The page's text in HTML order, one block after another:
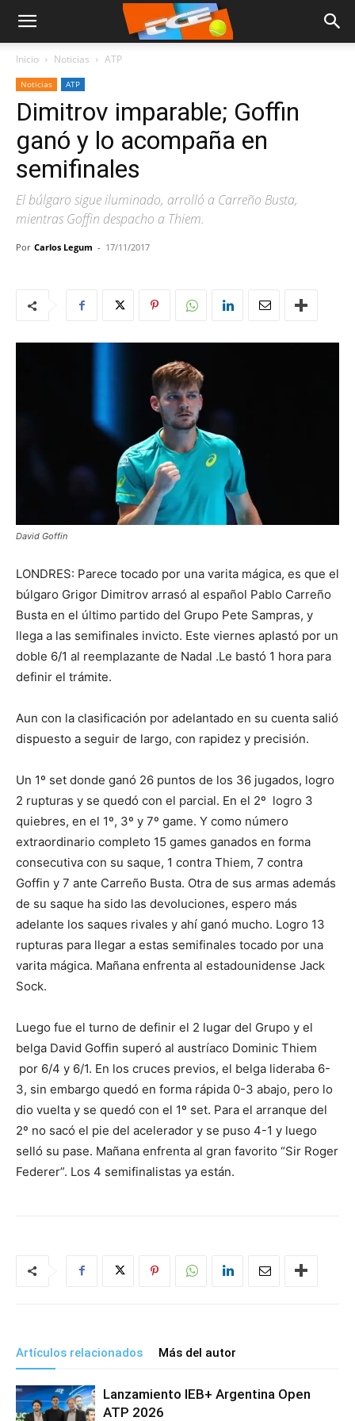
Inicio Noticias ATP
Noticias ATP
Dimitrov imparable; Goffin
ganó y lo acompaña en
semifinales
El búlgaro sigue iluminado, arrolló a Carreño Busta,
mientras Goffin despacho a Thiem.
Por Carlos Legum - 17/11/2017
David Goffin
LONDRES: Parece tocado por una varita mágica, es que el
búlgaro Grigor Dimitrov arrasó al español Pablo Carreño
Busta en el último partido del Grupo Pete Sampras, y
llega a las semifinales invicto. Este viernes aplastó por un
doble 6/1 al reemplazante de Nadal .Le bastó 1 hora para
definir el trámite.
Aun con la clasificación por adelantado en su cuenta salió
dispuesto a seguir de largo, con rapidez y precisión.
Un 1º set donde ganó 26 puntos de los 36 jugados, logro
2 rupturas y se quedó con el parcial. En el 2º logro 3
quiebres, en el 1º, 3º y 7º game. Y como número
extraordinario completo 15 games ganados en forma
consecutiva con su saque, 1 contra Thiem, 7 contra
Goffin y 7 ante Carreño Busta. Otra de sus armas además
de su saque ha sido las devoluciones, espero más
adelante los saques rivales y ahí ganó mucho. Logro 13
rupturas para llegar a estas semifinales tocado por una
varita mágica. Mañana enfrenta al estadounidense Jack
Sock.
Luego fue el turno de definir el 2 lugar del Grupo y el
belga David Goffin superó al austríaco Dominic Thiem
por 6/4 y 6/1. En los cruces previos, el belga lideraba 6-
3, sin embargo quedó en forma rápida 0-3 abajo, pero lo
dio vuelta y se quedó con el 1º set. Para el arranque del
2º no sacó el pie del acelerador y se puso 4-1 y luego
selló su pase. Mañana enfrenta al gran favorito “Sir Roger
Federer”. Los 4 semifinalistas ya están.
Artículos relacionados Más del autor
Lanzamiento IEB+ Argentina Open
ATP 2026